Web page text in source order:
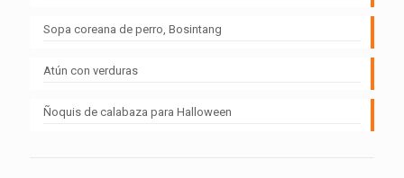
Sopa coreana de perro, Bosintang
Atún con verduras
Ñoquis de calabaza para Halloween